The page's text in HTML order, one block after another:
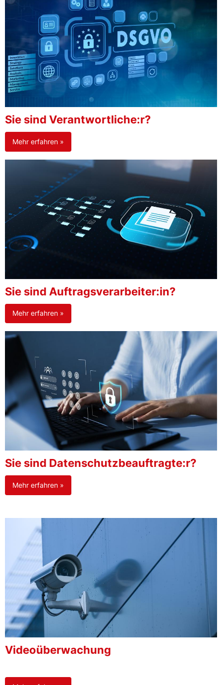
Sie sind Verantwortliche:r?
Mehr erfahren »
Sie sind Auftragsverarbeiter:in?
Mehr erfahren »
Sie sind Datenschutzbeauftragte:r?
Mehr erfahren »
Videoüberwachung